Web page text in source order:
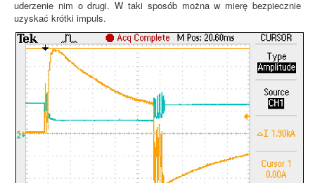
uderzenie nim o drugi. W taki sposób można w mierę bezpiecznie
uzyskać krótki impuls.